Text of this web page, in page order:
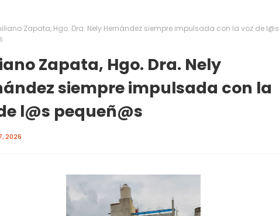
Zapata, Hgo. Dra. Nely Hernández siempre impulsada con la voz de l@s
Zapata, Hgo. Dra. Nely
siempre impulsada con la
l@s pequeñ@s
2026